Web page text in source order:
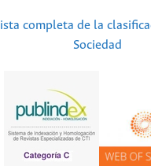
completa de la
Sociedad